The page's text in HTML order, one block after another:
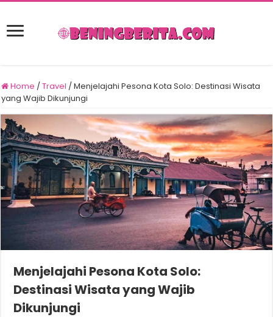
Home /Travel /Menjelajahi Pesona Kota Solo: Destinasi Wisata
yang Wajib Dikunjungi
Menjelajahi Pesona Kota Solo:
Destinasi Wisata yang Wajib
Dikunjungi